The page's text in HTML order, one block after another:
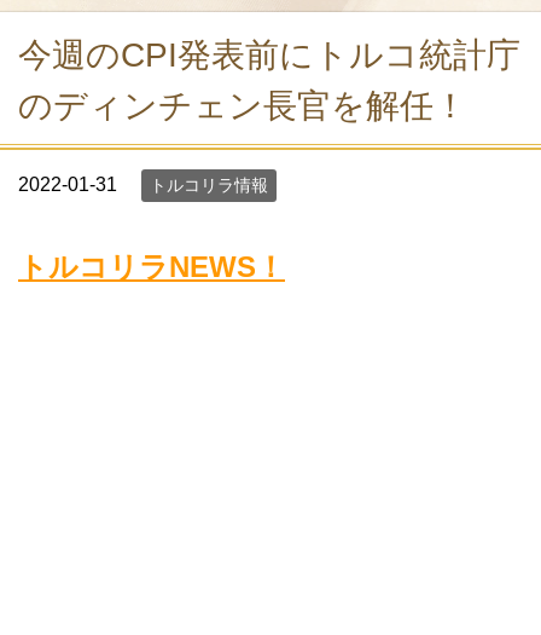
今週のCPI発表前にトルコ統計庁
のディンチェン長官を解任！
2022-01-31 トルコリラ情報
トルコリラNEWS！